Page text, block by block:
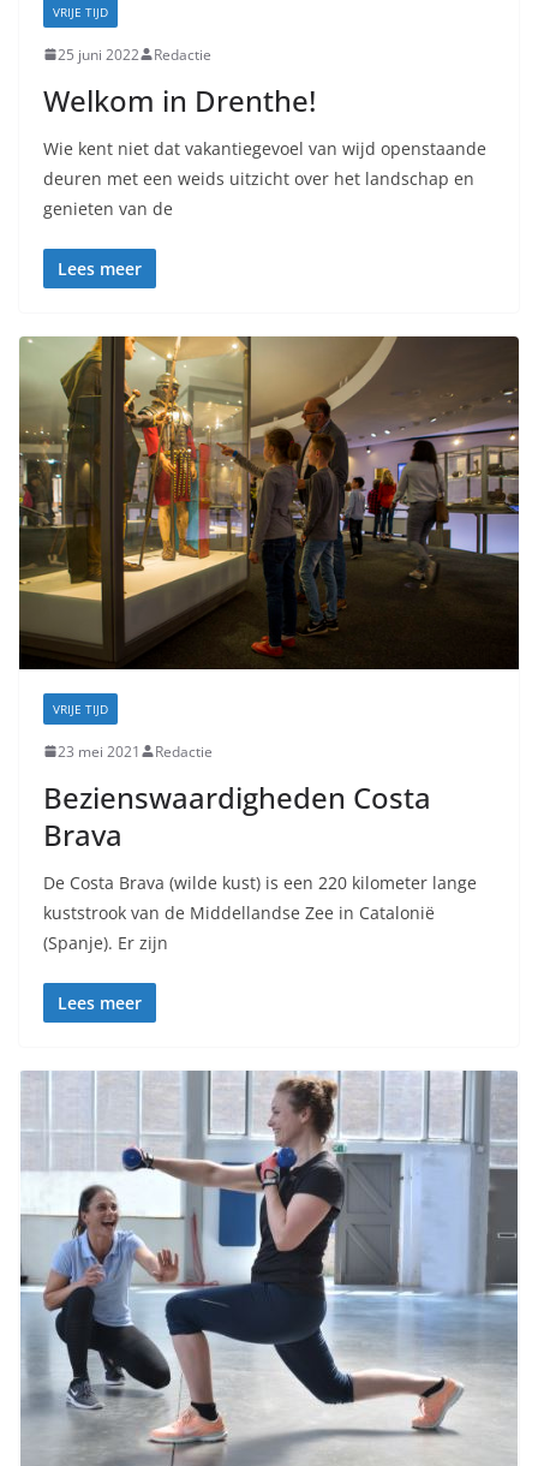
VRIJE TIJD
25 juni 2022 Redactie
Welkom in Drenthe!
Wie kent niet dat vakantiegevoel van wijd openstaande
deuren met een weids uitzicht over het landschap en
genieten van de
Lees meer
VRIJE TIJD
23 mei 2021 Redactie
Bezienswaardigheden Costa
Brava
De Costa Brava (wilde kust) is een 220 kilometer lange
kuststrook van de Middellandse Zee in Catalonië
(Spanje). Er zijn
Lees meer